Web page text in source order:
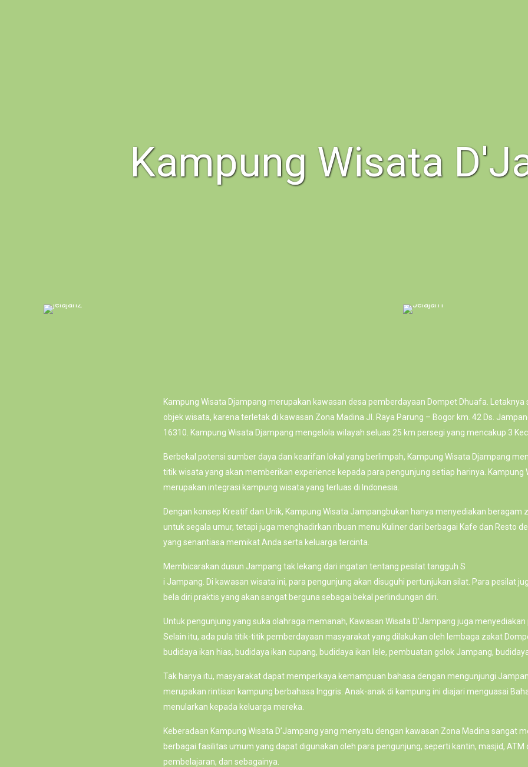
Kampung Wisata
Kampung Wisata Djampang merupakan kawasan desa pemberdayaan Dompet Dhuafa.
objek wisata, karena terletak di kawasan Zona Madina Jl. Raya Parung – Bogor km. 42 Ds.
16310. Kampung Wisata Djampang mengelola wilayah seluas 25 km persegi yang mencakup 3
Berbekal potensi sumber daya dan kearifan lokal yang berlimpah, Kampung Wisata Djampang
titik wisata yang akan memberikan experience kepada para pengunjung setiap harinya. Kampung
merupakan integrasi kampung wisata yang terluas di Indonesia.
Dengan konsep Kreatif dan Unik, Kampung Wisata Jampangbukan hanya menyediakan beragam
untuk segala umur, tetapi juga menghadirkan ribuan menu Kuliner dari berbagai Kafe dan Resto
yang senantiasa memikat Anda serta keluarga tercinta.
Membicarakan dusun Jampang tak lekang dari ingatan tentang pesilat tangguh S
i Jampang. Di kawasan wisata ini, para pengunjung akan disuguhi pertunjukan silat. Para pesilat
bela diri praktis yang akan sangat berguna sebagai bekal perlindungan diri.
Untuk pengunjung yang suka olahraga memanah, Kawasan Wisata D’Jampang juga
Selain itu, ada pula titik-titik pemberdayaan masyarakat yang dilakukan oleh lembaga zakat
budidaya ikan hias, budidaya ikan cupang, budidaya ikan lele, pembuatan golok Jampang,
Tak hanya itu, masyarakat dapat memperkaya kemampuan bahasa dengan mengunjungi
merupakan rintisan kampung berbahasa Inggris. Anak-anak di kampung ini diajari menguasai
menularkan kepada keluarga mereka.
Keberadaan Kampung Wisata D’Jampang yang menyatu dengan kawasan Zona Madina sangat
berbagai fasilitas umum yang dapat digunakan oleh para pengunjung, seperti kantin, masjid, ATM
pembelajaran, dan sebagainya.